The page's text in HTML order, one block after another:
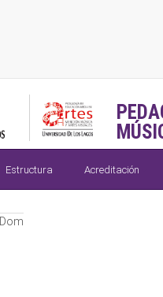
Estructura Acreditación
Dom